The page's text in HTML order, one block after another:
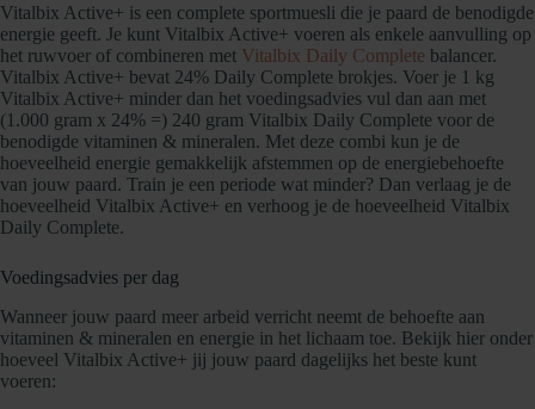
Vitalbix Active+ is een complete sportmuesli die je paard de benodigde
energie geeft. Je kunt Vitalbix Active+ voeren als enkele aanvulling op
het ruwvoer of combineren met Vitalbix Daily Complete balancer.
Vitalbix Active+ bevat 24% Daily Complete brokjes. Voer je 1 kg
Vitalbix Active+ minder dan het voedingsadvies vul dan aan met
(1.000 gram x 24% =) 240 gram Vitalbix Daily Complete voor de
benodigde vitaminen & mineralen. Met deze combi kun je de
hoeveelheid energie gemakkelijk afstemmen op de energiebehoefte
van jouw paard. Train je een periode wat minder? Dan verlaag je de
hoeveelheid Vitalbix Active+ en verhoog je de hoeveelheid Vitalbix
Daily Complete.
Voedingsadvies per dag
Wanneer jouw paard meer arbeid verricht neemt de behoefte aan
vitaminen & mineralen en energie in het lichaam toe. Bekijk hier onder
hoeveel Vitalbix Active+ jij jouw paard dagelijks het beste kunt
voeren: